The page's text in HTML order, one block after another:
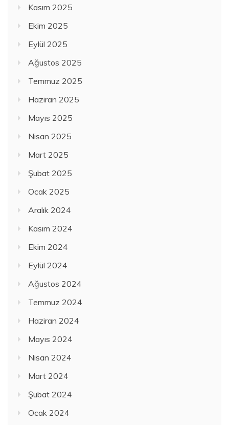
Kasım 2025
Ekim 2025
Eylül 2025
Ağustos 2025
Temmuz 2025
Haziran 2025
Mayıs 2025
Nisan 2025
Mart 2025
Şubat 2025
Ocak 2025
Aralık 2024
Kasım 2024
Ekim 2024
Eylül 2024
Ağustos 2024
Temmuz 2024
Haziran 2024
Mayıs 2024
Nisan 2024
Mart 2024
Şubat 2024
Ocak 2024